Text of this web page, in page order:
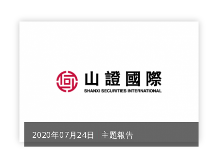
2020年07月24日 主題報告